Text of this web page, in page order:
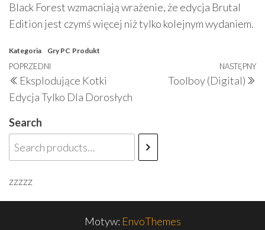
Black Forest wzmacniają wrażenie, że edycja Brutal
Edition jest czymś więcej niż tylko kolejnym wydaniem.
Kategoria Gry PC Produkt
Nawigacja
wpisu
Poprzedni
wpis
POPRZEDNI
Eksplodujące Kotki
Edycja Tylko Dla Dorosłych
NASTĘPNY
Toolboy (Digital)
Search
zzzzz
Motyw: EnvoThemes